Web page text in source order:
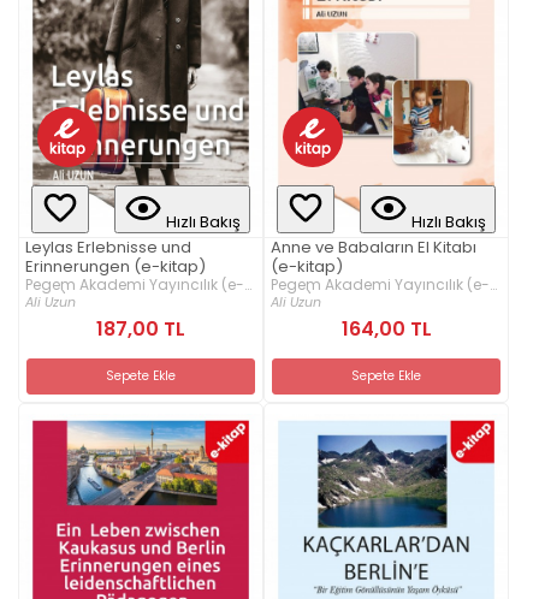
Hızlı Bakış
Leylas Erlebnisse und
Erinnerungen (e-kitap)
Pegem Akademi Yayıncılık (e-
kitap)
Ali Uzun
187,00 TL
Sepete Ekle
Hızlı Bakış
Anne ve Babaların El Kitabı
(e-kitap)
Pegem Akademi Yayıncılık (e-
kitap)
Ali Uzun
164,00 TL
Sepete Ekle